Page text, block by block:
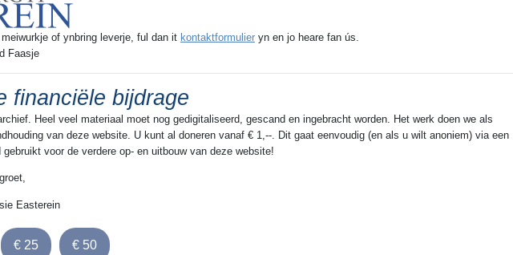
dizze steaten geandewei
Sibede Ut it doarp wei, foarby
buertsjes en staten, rûn nei
neamd, dy 't op de ' Bolswerder '
útkaam. Yn it súdeasten rûn fan
ôf noch in feart, nei de
feart en dêrwei nei de Snitser
', nei it noarden ta nei Frjentsjer,
nei Snits en Boalsert. Dêrmei
' doarpen. Dit doarp wie fan
of ynbring leverje, ful dan it kontaktformulier yn en jo heare fan ús.
financiële bijdrage
Heel veel materiaal moet nog gedigitaliseerd, gescand en ingebracht worden. Het werk doen we als
van deze website. U kunt al doneren vanaf € 1,--. Dit gaat eenvoudig (en als u wilt anoniem) via een
voor de verdere op- en uitbouw van deze website!
Easterein